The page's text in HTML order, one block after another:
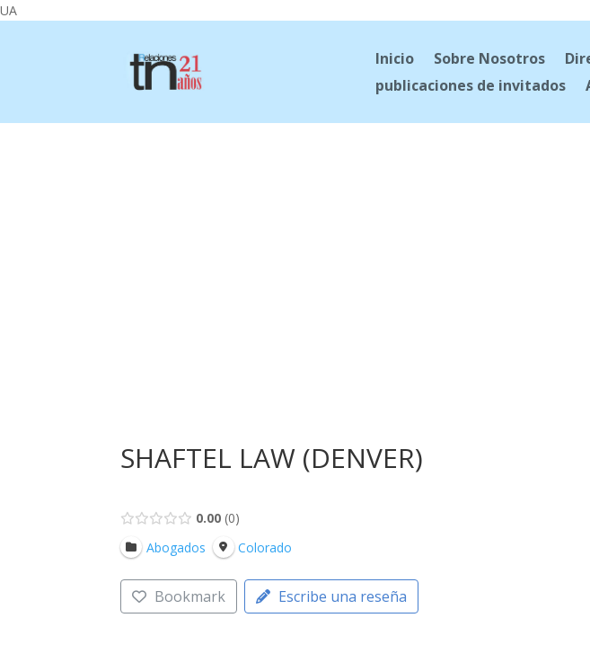
UA
Inicio Sobre Nosotros
publicaciones de invitados
SHAFTEL LAW (DENVER)
0.00 0
Abogados
Colorado
Bookmark Escribe una reseña